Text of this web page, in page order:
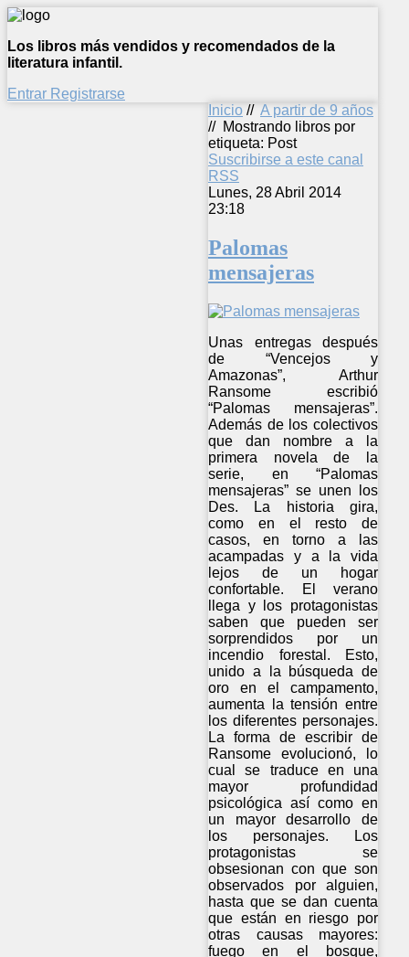
Los libros más vendidos y recomendados de la
literatura infantil.
Entrar Registrarse
Inicio // A partir de 9 años
// Mostrando libros por
etiqueta: Post
Suscribirse a este canal
RSS
Lunes, 28 Abril 2014
23:18
Palomas
mensajeras
Unas entregas después
de “Vencejos y
Amazonas”, Arthur
Ransome escribió
“Palomas mensajeras”.
Además de los colectivos
que dan nombre a la
primera novela de la
serie, en “Palomas
mensajeras” se unen los
Des. La historia gira,
como en el resto de
casos, en torno a las
acampadas y a la vida
lejos de un hogar
confortable. El verano
llega y los protagonistas
saben que pueden ser
sorprendidos por un
incendio forestal. Esto,
unido a la búsqueda de
oro en el campamento,
aumenta la tensión entre
los diferentes personajes.
La forma de escribir de
Ransome evolucionó, lo
cual se traduce en una
mayor profundidad
psicológica así como en
un mayor desarrollo de
los personajes. Los
protagonistas se
obsesionan con que son
observados por alguien,
hasta que se dan cuenta
que están en riesgo por
otras causas mayores:
fuego en el bosque,